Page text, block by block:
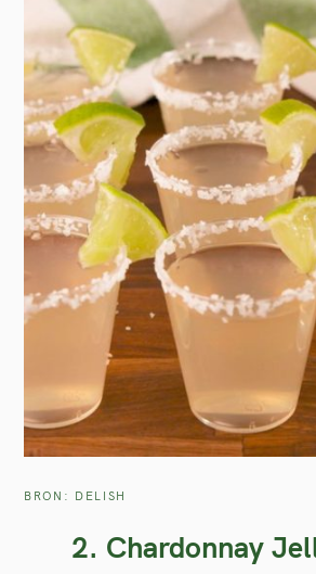
BRON: DELISH
2. Chardonnay